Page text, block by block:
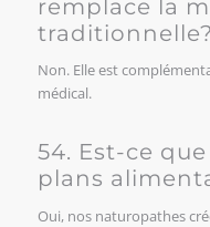
remplace la
traditionnelle?
Non. Elle est
médical.
54. Est-ce
plans
Oui, nos naturopathes